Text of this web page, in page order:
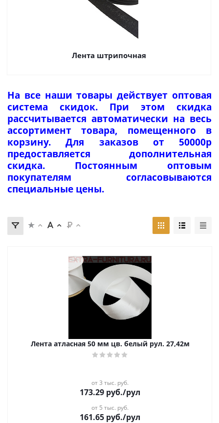
Лента штрипочная
На все наши товары действует оптовая
система скидок. При этом скидка
рассчитывается автоматически на весь
ассортимент товара, помещенного в
корзину. Для заказов от 50000р
предоставляется дополнительная
скидка. Постоянным оптовым
покупателям согласовываются
специальные цены.
Лента атласная 50 мм цв. белый рул. 27,42м
от 3 тыс. руб.
173.29 руб./рул
от 5 тыс. руб.
161.65 руб./рул